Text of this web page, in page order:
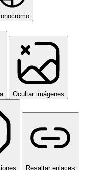
Ocultar imágenes
Resaltar enlaces